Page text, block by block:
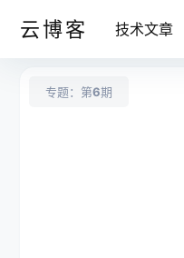
云博客 技术文章
专题：第6期